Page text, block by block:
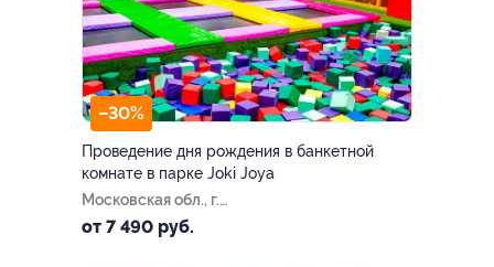
–30%
Проведение дня рождения в банкетной
комнате в парке Joki Joya
Московская обл., г.
Балашиха, ул. Советская, д.
от 7 490 руб.